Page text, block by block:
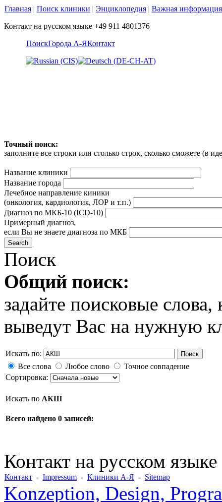
Главная | Поиск клиники | Энциклопедия | Важная информация
Контакт на русском языке +49 911 4801376
ПоискГорода А-ЯКонтакт
Точный поиск:
заполните все строки или столько строк, сколько сможете (в
Название клиники
Название города
Лечебное направление киники
(онкология, кардиология, ЛОР и т.п.)
Диагноз по МКБ-10 (ICD-10)
Примерный диагноз,
если Вы не знаете диагноза по МКБ
Поиск
Общий поиск:
задайте поисковые
выведут Вас на нужную
Искать по: Поиск
Все слова Любое слово
Точное совпадение
Сортировка:
Искать по АКШ
Всего найдено 0 записей:
Контакт на русском
Контакт - Impressum - Клиники А-Я - Sitemap
Konzeption, Design,